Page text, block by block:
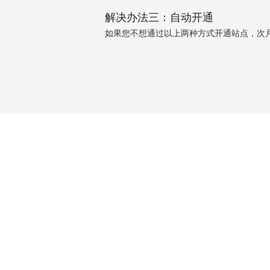
解决办法三：自动开通
如果您不想通过以上两种方式开通站点，次月1